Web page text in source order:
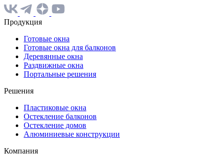
Продукция
Готовые окна
Готовые окна для балконов
Деревянные окна
Раздвижные окна
Портальные решения
Решения
Пластиковые окна
Остекление балконов
Остекление домов
Алюминиевые конструкции
Компания